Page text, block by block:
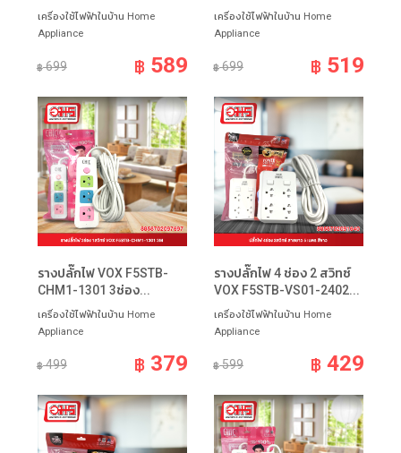
เครื่องใช้ไฟฟ้าในบ้าน Home
Appliance
฿699 ฿ 589
เครื่องใช้ไฟฟ้าในบ้าน Home
Appliance
฿699 ฿ 519
รางปลั๊กไฟ VOX F5STB-
CHM1-1301 3ช่อง...
เครื่องใช้ไฟฟ้าในบ้าน Home
Appliance
฿499 ฿ 379
รางปลั๊กไฟ 4 ช่อง 2 สวิทซ์
VOX F5STB-VS01-2402...
เครื่องใช้ไฟฟ้าในบ้าน Home
Appliance
฿599 ฿ 429